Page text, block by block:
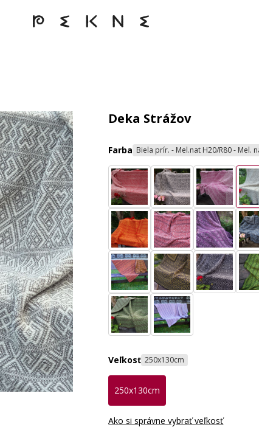
Deka Strážov
Farba Biela prír. - Mel.nat H20/R80 - Mel.
Veľkosť 250x130cm
250x130cm
Ako si správne vybrať veľkosť